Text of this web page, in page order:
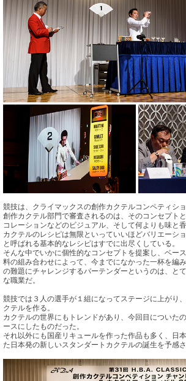
競技は、クライマックスの創作カクテルコンペティショ
創作カクテル部門で審査されるのは、そのコンセプト
コレーションなどのビジュアル、そして何よりも味と
カクテルのレシピは無限といっていいほどバリエーシ
と呼ばれる基本的なレシピはすでに出尽くしている。
そんな中でいかに個性的なコンセプトを提案し、ベー
料の組み合わせによって、今までになかった一杯を編
の難題にチャレンジするバーテンダーというのは、と
な職業だ。
競技では３人の選手が１組になってステージに上がり
クテルを作る。
カクテルの世界にもトレンドがあり、今回目についた
ースにしたものだった。
それ以外にも国産リキュールを作った作品も多く、日
た日本発の新しいスタンダートカクテルの誕生を予感さ